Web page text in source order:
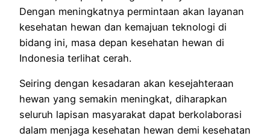
Dengan meningkatnya permintaan akan layanan
kesehatan hewan dan kemajuan teknologi di
bidang ini, masa depan kesehatan hewan di
Indonesia terlihat cerah.
Seiring dengan kesadaran akan kesejahteraan
hewan yang semakin meningkat, diharapkan
seluruh lapisan masyarakat dapat berkolaborasi
dalam menjaga kesehatan hewan demi kesehatan